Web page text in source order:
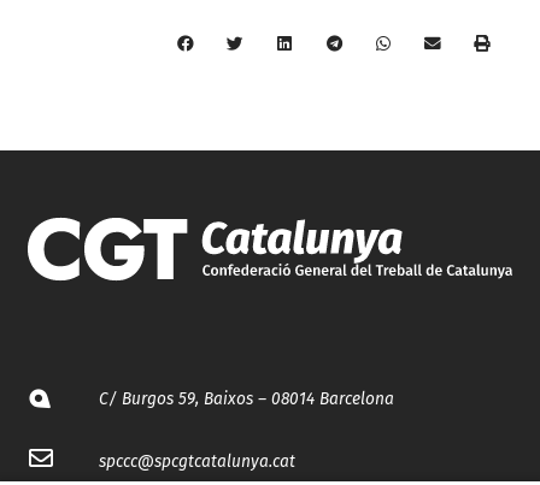
C/ Burgos 59, Baixos – 08014 Barcelona
spccc@spcgtcatalunya.cat